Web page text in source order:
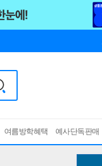
여름방학혜택 예사단독판매